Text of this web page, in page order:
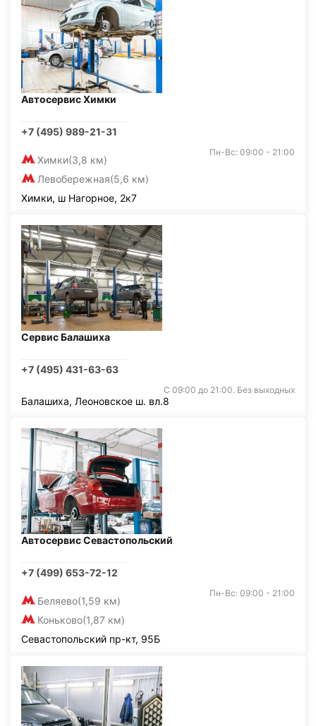
Автосервис Химки
+7 (495) 989-21-31
Химки(3,8 км)
Левобережная(5,6 км)
Пн-Вс: 09:00 - 21:00
Химки, ш Нагорное, 2к7
Сервис Балашиха
+7 (495) 431-63-63
С 09:00 до 21:00. Без выходных
Балашиха, Леоновское ш. вл.8
Автосервис Севастопольский
+7 (499) 653-72-12
Беляево(1,59 км)
Коньково(1,87 км)
Пн-Вс: 09:00 - 21:00
Севастопольский пр-кт, 95Б